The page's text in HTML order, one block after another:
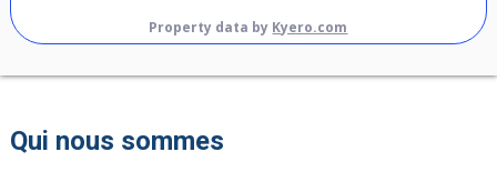
Property data by Kyero.com
Qui nous sommes